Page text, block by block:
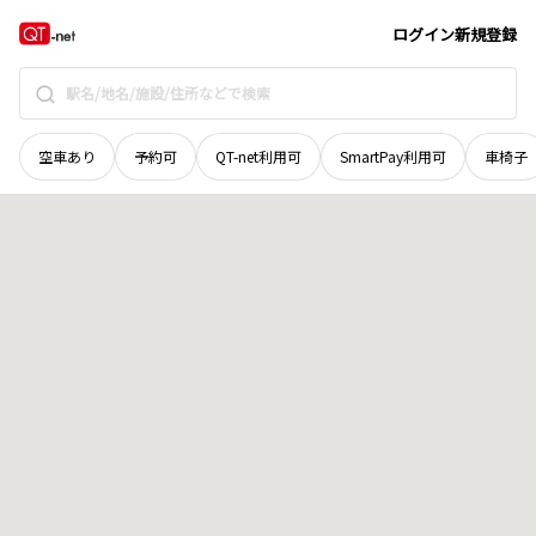
ログイン新規登録
空車あり 予約可 QT-net利用可 SmartPay利用可 車椅子
茨城県